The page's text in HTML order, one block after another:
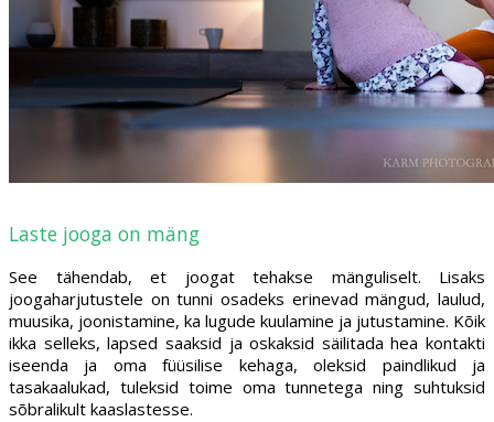
Laste jooga on mäng
See tähendab, et joogat tehakse mänguliselt. Lisaks
joogaharjutustele on tunni osadeks erinevad mängud, laulud,
muusika, joonistamine, ka lugude kuulamine ja jutustamine. Kõik
ikka selleks, lapsed saaksid ja oskaksid säilitada hea kontakti
iseenda ja oma füüsilise kehaga, oleksid paindlikud ja
tasakaalukad, tuleksid toime oma tunnetega ning suhtuksid
sõbralikult kaaslastesse.